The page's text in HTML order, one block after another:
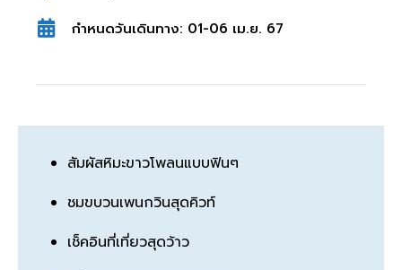
กำหนดวันเดินทาง: 01-06 เม.ย. 67
สัมผัสหิมะขาวโพลนแบบฟินๆ
ชมขบวนเพนกวินสุดคิวท์
เช็คอินที่เที่ยวสุดว้าว